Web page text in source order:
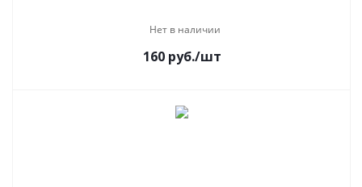
Нет в наличии
160руб./шт